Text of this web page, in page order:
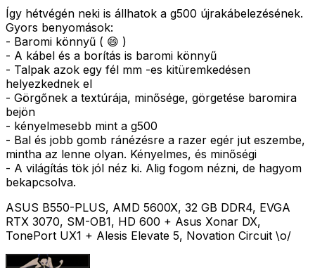
Így hétvégén neki is állhatok a g500 újrakábelezésének.
Gyors benyomások:
- Baromi könnyű ( 😄 )
- A kábel és a borítás is baromi könnyű
- Talpak azok egy fél mm -es kitüremkedésen
helyezkednek el
- Görgőnek a textúrája, minősége, görgetése baromira
bejön
- kényelmesebb mint a g500
- Bal és jobb gomb ránézésre a razer egér jut eszembe,
mintha az lenne olyan. Kényelmes, és minőségi
- A világítás tök jól néz ki. Alig fogom nézni, de hagyom
bekapcsolva.
ASUS B550-PLUS, AMD 5600X, 32 GB DDR4, EVGA
RTX 3070, SM-OB1, HD 600 + Asus Xonar DX,
TonePort UX1 + Alesis Elevate 5, Novation Circuit \o/